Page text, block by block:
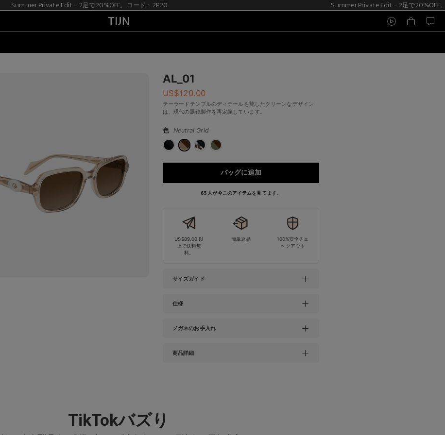
Summer Private Edit - 2足で20%OFF。コード：2P20 Summer Private Edit - 2足で20%OFF。
AL_01
US$120.00
テーラードテンプルのディテールを施したクリーンなデザイン
は、現代の眼鏡製作を再定義しています。
色 Neutral Grid
バッグに追加
65 人が今このアイテムを見てます。
US$89.00 以
上で送料無
料。
簡単返品
100%安全チェ
ックアウト
サイズガイド
仕様
メガネのお手入れ
商品詳細
TikTokバズり